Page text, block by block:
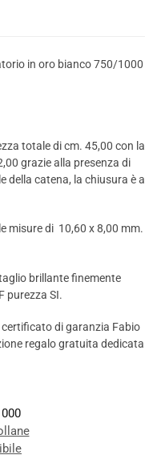
in oro bianco 750/1000
totale di cm. 45,00 con la
grazie alla presenza di
della catena, la chiusura è a
misure di 10,60 x 8,00 mm.
brillante finemente
purezza SI.
di garanzia Fabio
regalo gratuita dedicata